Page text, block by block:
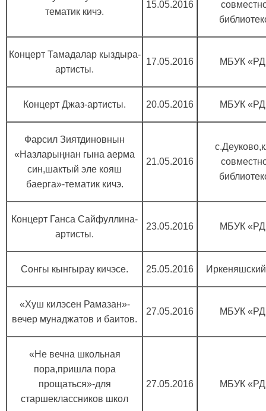
тематик кичэ.
15.05.2016
Концерт Тамадалар кыздыра-
артисты.
17.05.2016 МБУК
Концерт Джаз-артисты. 20.05.2016 МБУК
Фарсил Зиятдиновнын
«Назларыңнан гына аерма
син,шактый эле кояш
баерга»-тематик кичэ.
21.05.2016
Концерт Ганса Сайфуллина-
артисты.
23.05.2016 МБУК
Сонгы кынгырау кичэсе. 25.05.2016
«Хуш килэсен Рамазан»-
вечер мунаджатов и баитов.
27.05.2016 МБУК
«Не вечна школьная
пора,пришла пора
прощаться»-для
старшеклассников школ
27.05.2016 МБУК